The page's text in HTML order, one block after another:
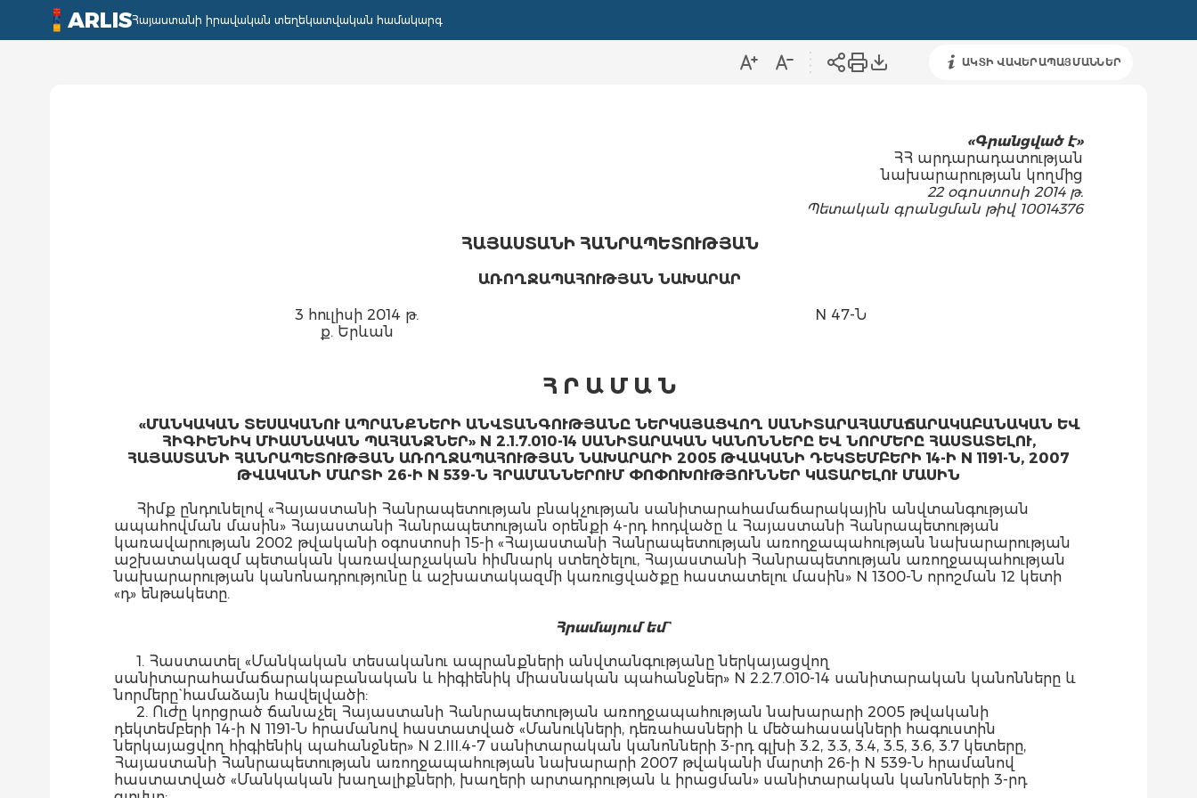
ARLISՀայաստանի իրավական տեղեկատվական համակարգ
ԱԿՏԻ ՎԱՎԵՐԱՊԱՅՄԱՆՆԵՐ
«Գրանցված է»
ՀՀ արդարադատության
նախարարության կողմից
22 օգոստոսի 2014 թ.
Պետական գրանցման թիվ 10014376
ՀԱՅԱՍՏԱՆԻ ՀԱՆՐԱՊԵՏՈՒԹՅԱՆ
ԱՌՈՂՋԱՊԱՀՈՒԹՅԱՆ ՆԱԽԱՐԱՐ
3 հուլիսի 2014 թ.
ք. Երևան
N 47-Ն
Հ Ր Ա Մ Ա Ն
«ՄԱՆԿԱԿԱՆ ՏԵՍԱԿԱՆՈՒ ԱՊՐԱՆՔՆԵՐԻ ԱՆՎՏԱՆԳՈՒԹՅԱՆԸ ՆԵՐԿԱՅԱՑՎՈՂ ՍԱՆԻՏԱՐԱՀԱՄԱՃԱՐԱԿԱԲԱՆԱԿԱՆ ԵՎ
ՀԻԳԻԵՆԻԿ ՄԻԱՍՆԱԿԱՆ ՊԱՀԱՆՋՆԵՐ» N 2.1.7.010-14 ՍԱՆԻՏԱՐԱԿԱՆ ԿԱՆՈՆՆԵՐԸ ԵՎ ՆՈՐՄԵՐԸ ՀԱՍՏԱՏԵԼՈՒ,
ՀԱՅԱՍՏԱՆԻ ՀԱՆՐԱՊԵՏՈՒԹՅԱՆ ԱՌՈՂՋԱՊԱՀՈՒԹՅԱՆ ՆԱԽԱՐԱՐԻ 2005 ԹՎԱԿԱՆԻ ԴԵԿՏԵՄԲԵՐԻ 14-Ի N 1191-Ն, 2007
ԹՎԱԿԱՆԻ ՄԱՐՏԻ 26-Ի N 539-Ն ՀՐԱՄԱՆՆԵՐՈՒՄ ՓՈՓՈԽՈՒԹՅՈՒՆՆԵՐ ԿԱՏԱՐԵԼՈՒ ՄԱՍԻՆ
Հիմք ընդունելով «Հայաստանի Հանրապետության բնակչության սանիտարահամաճարակային անվտանգության
ապահովման մասին» Հայաստանի Հանրապետության օրենքի 4-րդ հոդվածը և Հայաստանի Հանրապետության
կառավարության 2002 թվականի օգոստոսի 15-ի «Հայաստանի Հանրապետության առողջապահության նախարարության
աշխատակազմ պետական կառավարչական հիմնարկ ստեղծելու, Հայաստանի Հանրապետության առողջապահության
նախարարության կանոնադրությունը և աշխատակազմի կառուցվածքը հաստատելու մասին» N 1300-Ն որոշման 12 կետի
«դ» ենթակետը.
Հրամայում եմ`
1. Հաստատել «Մանկական տեսականու ապրանքների անվտանգությանը ներկայացվող
սանիտարահամաճարակաբանական և հիգիենիկ միասնական պահանջներ» N 2.2.7.010-14 սանիտարական կանոնները և
նորմերը` համաձայն հավելվածի:
2. Ուժը կորցրած ճանաչել Հայաստանի Հանրապետության առողջապահության նախարարի 2005 թվականի
դեկտեմբերի 14-ի N 1191-Ն հրամանով հաստատված «Մանուկների, դեռահասների և մեծահասակների հագուստին
ներկայացվող հիգիենիկ պահանջներ» N 2.III.4-7 սանիտարական կանոնների 3-րդ գլխի 3.2, 3.3, 3.4, 3.5, 3.6, 3.7 կետերը,
Հայաստանի Հանրապետության առողջապահության նախարարի 2007 թվականի մարտի 26-ի N 539-Ն հրամանով
հաստատված «Մանկական խաղալիքների, խաղերի արտադրության և իրացման» սանիտարական կանոնների 3-րդ